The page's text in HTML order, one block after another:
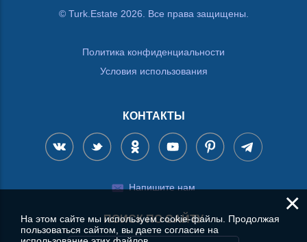
© Turk.Estate 2026. Все права защищены.
Политика конфиденциальности
Условия использования
КОНТАКТЫ
Напишите нам
ПОИСК ПО САЙТУ
×
На этом сайте мы используем cookie-файлы. Продолжая
пользоваться сайтом, вы даете согласие на